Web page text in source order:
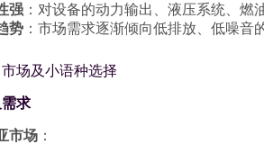
强 ：对设备的动力输出、液压系统、燃
势 ：市场需求逐渐倾向低排放、低噪音
场及小语种选择
求
市场 ：